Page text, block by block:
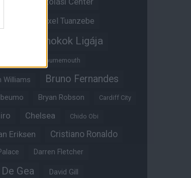
Axel Tuanzebe
Bajnokok Ligája
Bournemouth
Williams Bruno Fernandes
Bryan Robson Cardiff City
Chelsea Chido Obi
Eriksen Cristiano Ronaldo
Darren Fletcher
Gea David Gill